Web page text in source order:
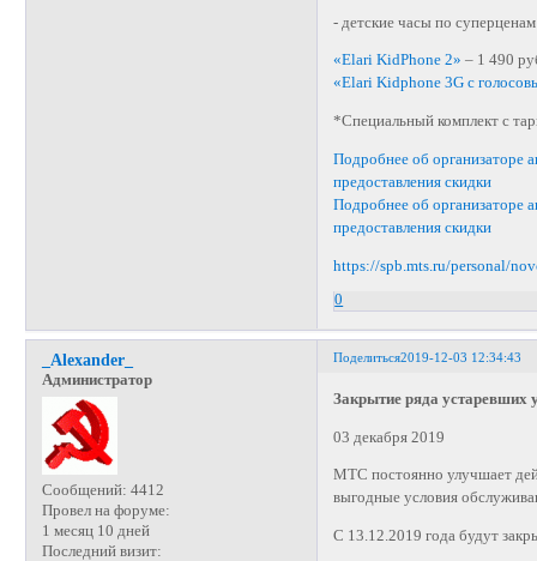
- детские часы по
«Elari KidPhone 2» – 1 490
«Elari Kidphone 3G с
*Специальный комплект с
Подробнее об организаторе
предоставления скидки
Подробнее об организаторе
предоставления скидки
https://spb.mts.ru/personal/
0
Поделиться2019-12-03 12:34:43
_Alexander_
Администратор
Сообщений: 4412
Провел на форуме:
1 месяц 10 дней
Последний визит:
Закрытие ряда устаревших
03 декабря 2019
МТС постоянно улучшает
выгодные условия
С 13.12.2019 года будут